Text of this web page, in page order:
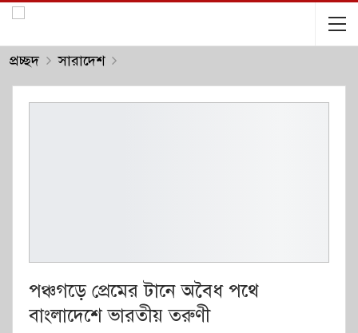
প্রচ্ছদ সারাদেশ
পঞ্চগড়ে প্রেমের টানে অবৈধ পথে
বাংলাদেশে ভারতীয় তরুণী